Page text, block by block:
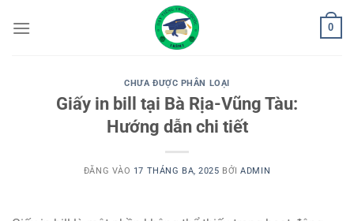
qua
0
CHƯA ĐƯỢC PHÂN LOẠI
Giấy in bill tại Bà Rịa-Vũng Tàu:
Hướng dẫn chi tiết
ĐĂNG VÀO 17 THÁNG BA, 2025 BỞIADMIN